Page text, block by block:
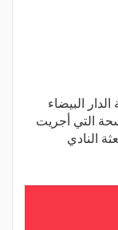
البيضاء
التي أجريت
النادي